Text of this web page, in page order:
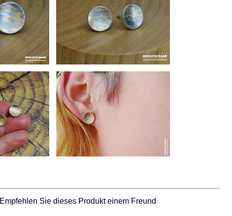
Empfehlen Sie dieses Produkt einem Freund